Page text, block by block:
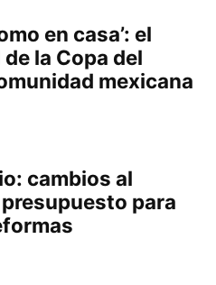
en casa’: el
la Copa del
mexicana
cambios al
para